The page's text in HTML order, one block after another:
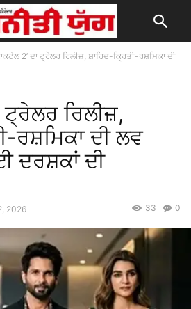
2’ ਦਾ ਟ੍ਰੇਲਰ ਰਿਲੀਜ਼, ਸ਼ਾਹਿਦ-ਕ੍ਰਿਤੀ-ਰਸ਼ਮਿਕਾ ਦੀ
ਟ੍ਰੇਲਰ ਰਿਲੀਜ਼,
ਰਸ਼ਮਿਕਾ ਦੀ ਲਵ
ਦਰਸ਼ਕਾਂ ਦੀ
2026 0
33